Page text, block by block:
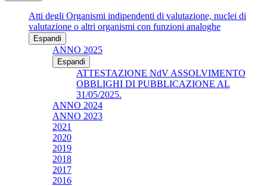
Atti degli Organismi indipendenti di valutazione, nuclei di
valutazione o altri organismi con funzioni analoghe
Espandi
ANNO 2025
Espandi
ATTESTAZIONE NdV ASSOLVIMENTO
OBBLIGHI DI PUBBLICAZIONE AL
31/05/2025.
ANNO 2024
ANNO 2023
2021
2020
2019
2018
2017
2016